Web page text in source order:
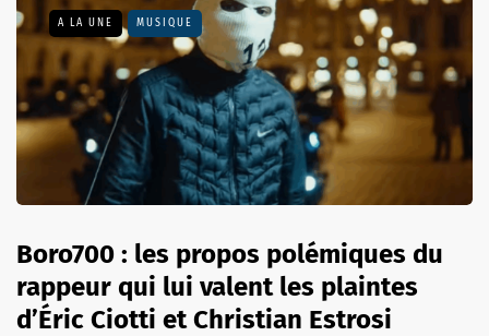
A LA UNE MUSIQUE
Boro700 : les propos polémiques du
rappeur qui lui valent les plaintes
d’Éric Ciotti et Christian Estrosi